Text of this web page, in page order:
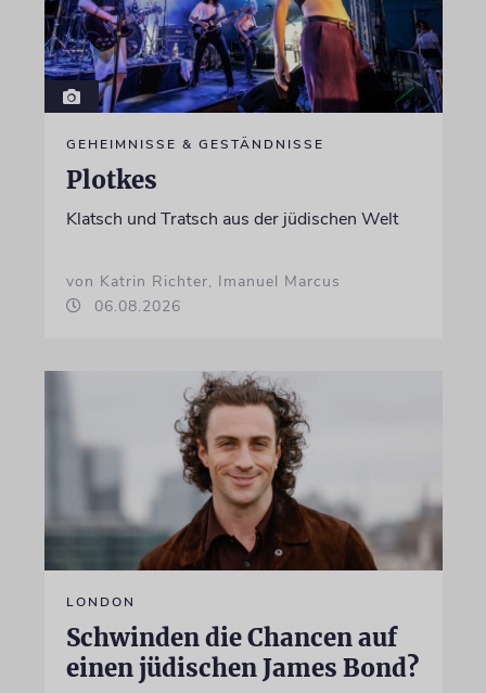
GEHEIMNISSE & GESTÄNDNISSE
Plotkes
Klatsch und Tratsch aus der jüdischen Welt
von Katrin Richter, Imanuel Marcus
06.08.2026
LONDON
Schwinden die Chancen auf
einen jüdischen James Bond?